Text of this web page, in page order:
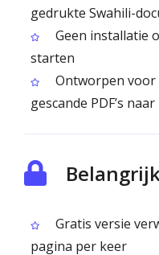
gedrukte Swahili-
Geen installatie
starten
Ontworpen voor
gescande PDF’s
Gratis versie
pagina per keer